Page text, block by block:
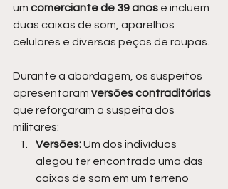
um comerciante de 39 anos e incluem
duas caixas de som, aparelhos
celulares e diversas peças de roupas.
Durante a abordagem, os suspeitos
apresentaram versões contraditórias
que reforçaram a suspeita dos
militares:
Versões: Um dos indivíduos
alegou ter encontrado uma das
caixas de som em um terreno